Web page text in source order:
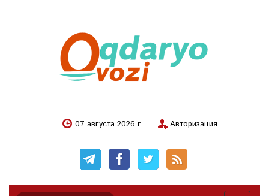
07 августа 2026 г Авторизация